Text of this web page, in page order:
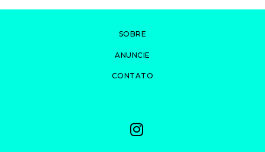
SOBRE
ANUNCIE
CONTATO